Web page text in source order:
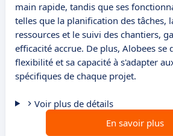
main rapide, tandis que ses
telles que la planification des tâches,
ressources et le suivi des chantiers,
efficacité accrue. De plus, Alobees se
flexibilité et sa capacité à s'adapter
spécifiques de chaque projet.
Voir plus de détails
En savoir plus